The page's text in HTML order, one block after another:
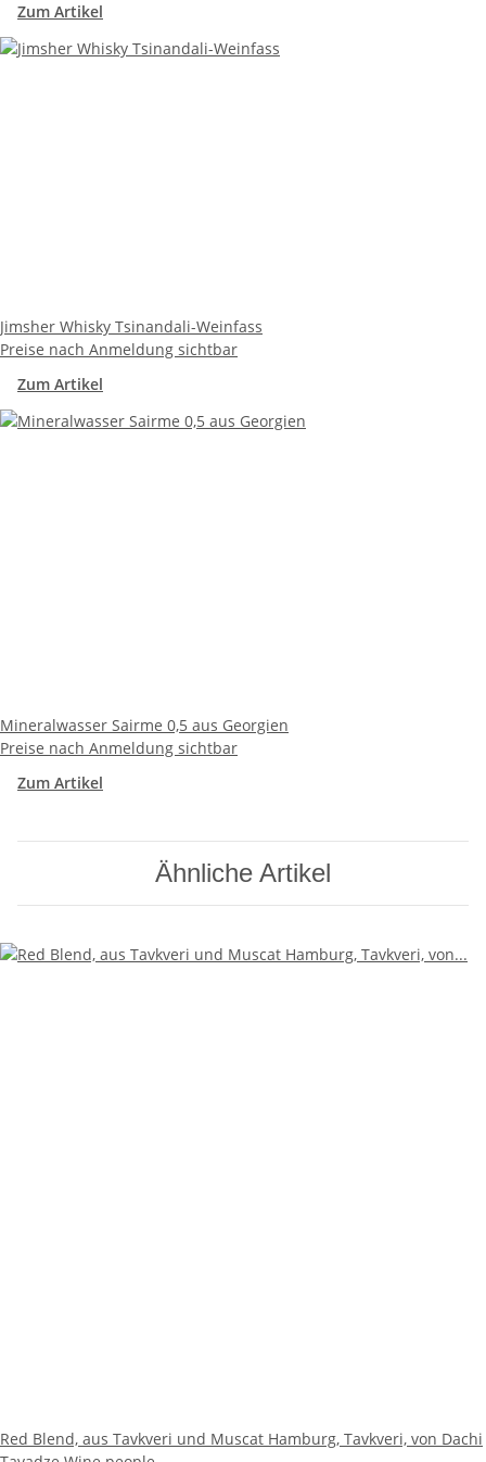
Zum Artikel
Jimsher Whisky Tsinandali-Weinfass
Preise nach Anmeldung sichtbar
Zum Artikel
Mineralwasser Sairme 0,5 aus Georgien
Preise nach Anmeldung sichtbar
Zum Artikel
Ähnliche Artikel
Red Blend, aus Tavkveri und Muscat Hamburg, Tavkveri, von Dachi